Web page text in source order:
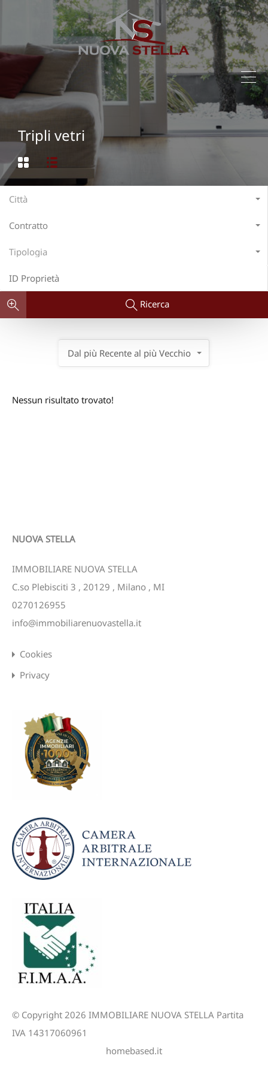
Tripli vetri
Città
Contratto
Tipologia
Ricerca
Dal più Recente al più Vecchio
Nessun risultato trovato!
NUOVA STELLA
IMMOBILIARE NUOVA STELLA
C.so Plebisciti 3 , 20129 , Milano , MI
0270126955
info@immobiliarenuovastella.it
Cookies
Privacy
© Copyright 2026 IMMOBILIARE NUOVA STELLA Partita
IVA 14317060961
homebased.it